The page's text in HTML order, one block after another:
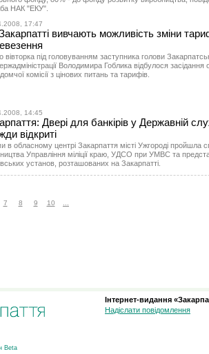
НАК "ЕКУ".
17:47
вивчають можливість зміни
вівторка під головуванням заступника голови
Володимира Гоблика відбулося засідання
комісії з цінових питань та тарифів.
14:45
Двері для банкірів у Державній
відкриті
в обласному центрі Закарпаття місті Ужгороді пройшла
Управління міліції краю, УДСО при УМВС та
установ, розташованих на Закарпатті.
7 8 9 10
Beta
Інтернет-видання
Надіслати повідомлення